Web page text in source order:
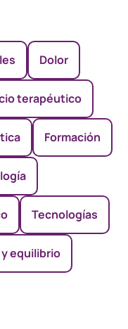
Dolor
terapéutico
Formación
Tecnologías
equilibrio